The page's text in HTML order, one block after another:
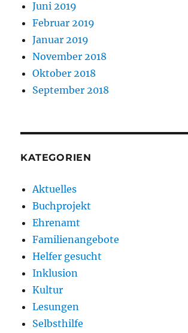
Juni 2019
Februar 2019
Januar 2019
November 2018
Oktober 2018
September 2018
KATEGORIEN
Aktuelles
Buchprojekt
Ehrenamt
Familienangebote
Helfer gesucht
Inklusion
Kultur
Lesungen
Selbsthilfe